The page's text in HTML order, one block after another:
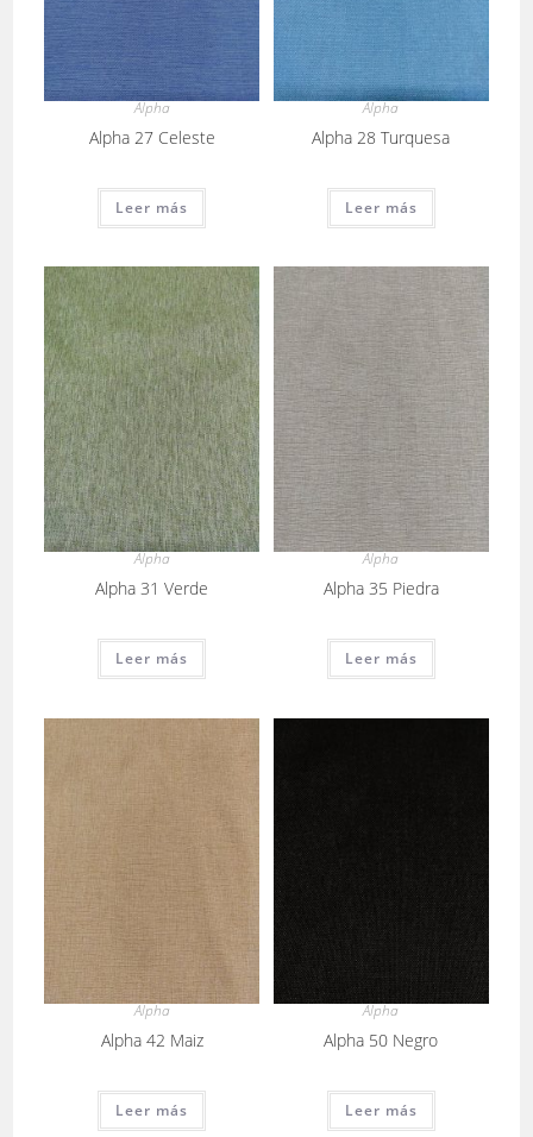
Alpha
Alpha 27 Celeste
Leer más
Alpha
Alpha 28 Turquesa
Leer más
Alpha
Alpha 31 Verde
Leer más
Alpha
Alpha 35 Piedra
Leer más
Alpha
Alpha 42 Maiz
Leer más
Alpha
Alpha 50 Negro
Leer más